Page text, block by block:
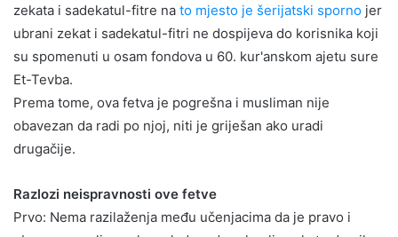
zekata i sadekatul-fitre na to mjesto je šerijatski sporno jer
ubrani zekat i sadekatul-fitri ne dospijeva do korisnika koji
su spomenuti u osam fondova u 60. kur'anskom ajetu sure
Et-Tevba.
Prema tome, ova fetva je pogrešna i musliman nije
obavezan da radi po njoj, niti je griješan ako uradi
drugačije.
Razlozi neispravnosti ove fetve
Prvo: Nema razilaženja među učenjacima da je pravo i